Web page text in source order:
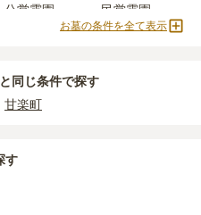
てた際に行う儀式のための費
る儀式のための費用。僧侶に渡
後、毎年発生するケースがあり
万円程度です。
公営霊園
民営霊園
2人用区画あり 3人用区画あり
お墓の条件を全て表示
同じ条件で探す
甘楽町
す